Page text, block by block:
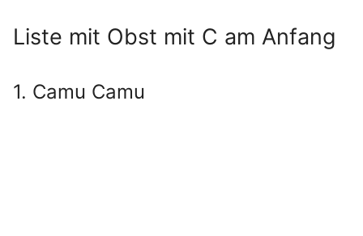
Liste mit Obst mit C am Anfang
1. Camu Camu